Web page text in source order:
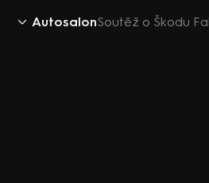
Autosalon